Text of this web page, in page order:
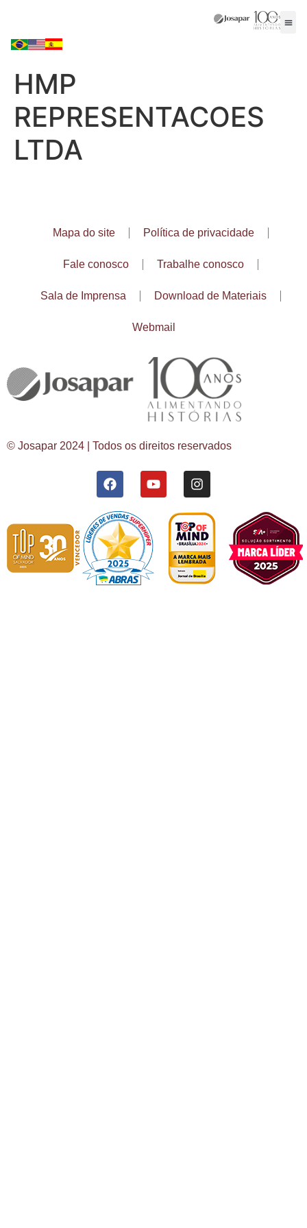
HMP
REPRESENTACOES
LTDA
Mapa do site Política de privacidade
Fale conosco Trabalhe conosco
Sala de Imprensa Download de Materiais
Webmail
© Josapar 2024 | Todos os direitos reservados